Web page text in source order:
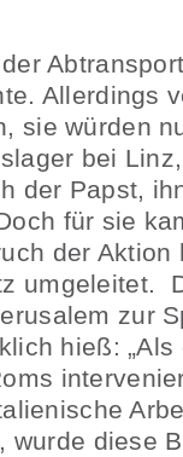
Allerdings
sie würden
bei
der Papst,
für sie
der
umgeleitet.
zur
hieß:
wurde diese